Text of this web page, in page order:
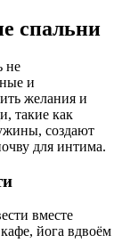
спальни
не
и
желания и
такие как
создают
для интима.
вместе
йога вдвоём